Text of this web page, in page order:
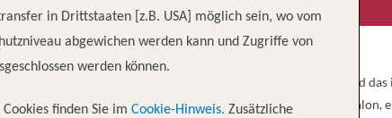
die Herbsternte in den europäischen Weinbergen erinnert und
Annehmlichkeiten, darunter ein Massage- und Friseursalon,
in Drittstaaten [z.B. USA] möglich sein, wo vom
abgewichen werden kann und Zugriffe von
werden können.
finden Sie im Cookie-Hinweis. Zusätzliche